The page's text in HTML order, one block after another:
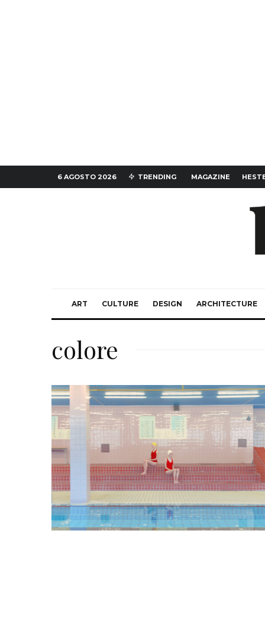
6 AGOSTO 2026 TRENDING MAGAZINE
ART CULTURE DESIGN ARCHITECTURE
colore